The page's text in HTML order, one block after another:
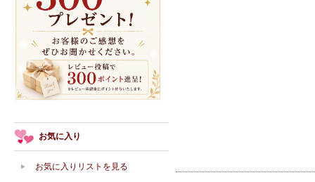
お気に入り
お気に入りリストを見る